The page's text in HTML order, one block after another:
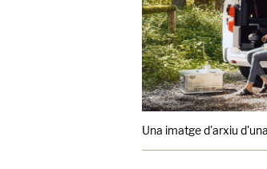
Una imatge d'arxiu